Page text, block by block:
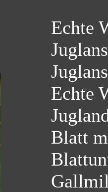
Echte
Echte
Blatt